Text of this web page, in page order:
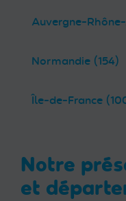
Auvergne-
Normandie (154)
Île-de-France
Notre
et